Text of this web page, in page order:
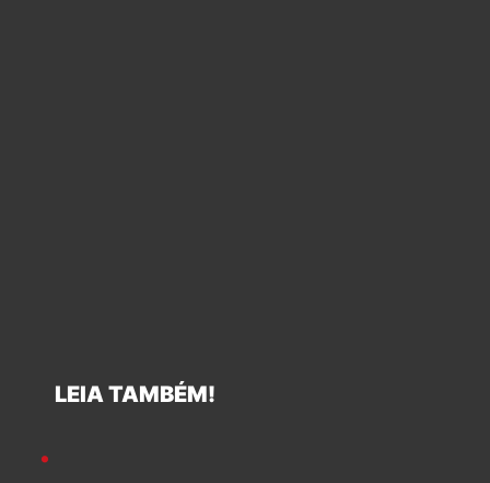
LEIA TAMBÉM!